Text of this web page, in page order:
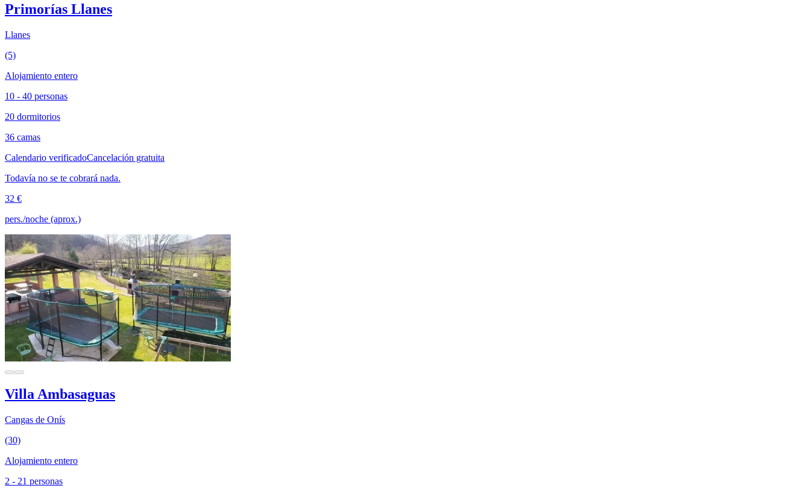
Primorías Llanes
Llanes
(5)
Alojamiento entero
10 - 40 personas
20 dormitorios
36 camas
Calendario verificadoCancelación gratuita
Todavía no se te cobrará nada.
32 €
pers./noche (aprox.)
Villa Ambasaguas
Cangas de Onís
(30)
Alojamiento entero
2 - 21 personas